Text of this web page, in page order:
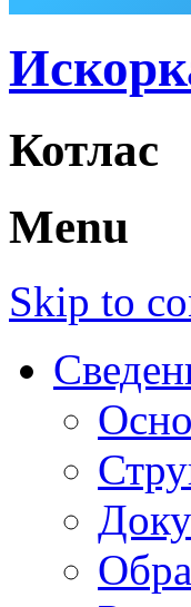
Котлас
Menu
Skip to